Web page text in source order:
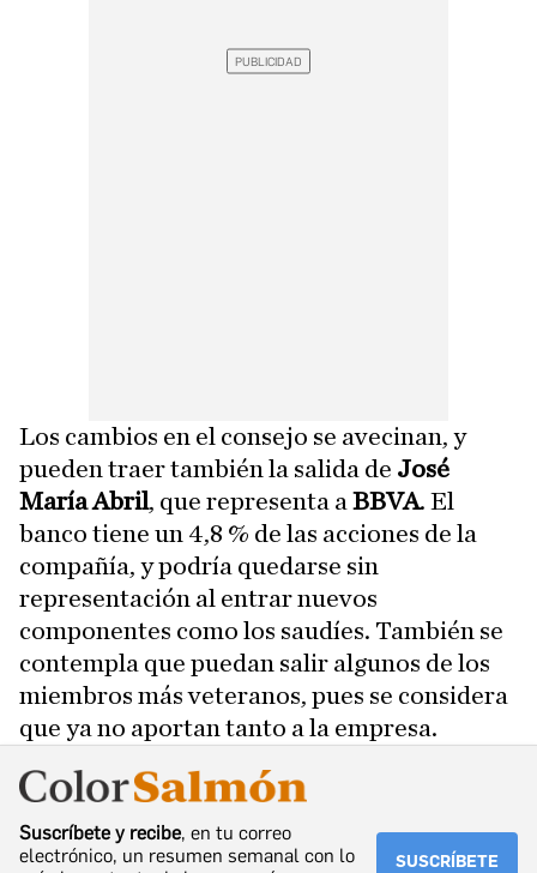
Los cambios en el consejo se avecinan, y
pueden traer también la salida de José
María Abril, que representa a BBVA. El
banco tiene un 4,8 % de las acciones de la
compañía, y podría quedarse sin
representación al entrar nuevos
componentes como los saudíes. También se
contempla que puedan salir algunos de los
miembros más veteranos, pues se considera
que ya no aportan tanto a la empresa.
Suscríbete y recibe, en tu correo
electrónico, un resumen semanal con lo
SUSCRÍBETE